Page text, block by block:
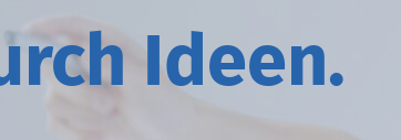
I deen.